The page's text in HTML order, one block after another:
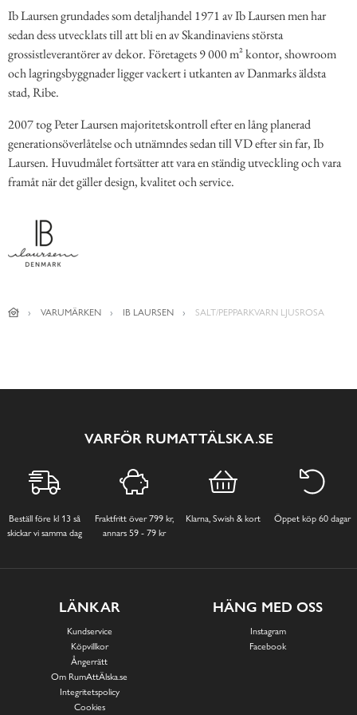
Ib Laursen grundades som detaljhandel 1971 av Ib Laursen men har
sedan dess utvecklats till att bli en av Skandinaviens största
grossistleverantörer av dekor. Företagets 9 000 m² kontor, showroom
och lagringsbyggnader ligger vackert i utkanten av Danmarks äldsta
stad, Ribe.
2007 tog Peter Laursen majoritetskontroll efter en lång planerad
generationsöverlåtelse och utnämndes sedan till VD efter sin far, Ib
Laursen. Huvudmålet fortsätter att vara en ständig utveckling och vara
framåt när det gäller design, kvalitet och service.
VARUMÄRKEN IB LAURSEN SALT/PEPPARKVARN LJUSROSA
VARFÖR RUMATTÄLSKA.SE
Beställ före kl 13 så
skickar vi samma dag
Fraktfritt över 799 kr,
annars 59 - 79 kr
Klarna, Swish & kort Öppet köp 60 dagar
LÄNKAR
Kundservice
Köpvillkor
Ångerrätt
Om RumAttÄlska.se
Integritetspolicy
Cookies
HÄNG MED OSS
Instagram
Facebook